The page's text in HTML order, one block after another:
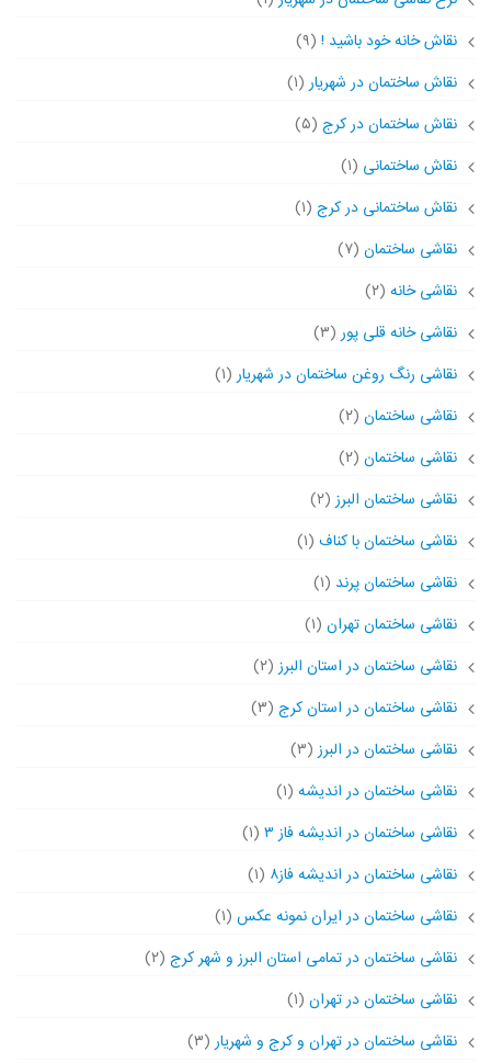
نقاش خانه خود باشید ! (۹)
نقاش ساختمان در شهریار(۱)
نقاش ساختمان در کرج (۵)
نقاش ساختمانی (۱)
نقاش ساختمانی در کرج (۱)
نقاشی ساختمان (۷)
نقاشی خانه (۲)
نقاشی خانه قلی پور(۳)
نقاشی رنگ روغن ساختمان در شهریار(۱)
نقاشی ساختمان (۲)
نقاشی ساختمان (۲)
نقاشی ساختمان البرز(۲)
نقاشی ساختمان با کناف (۱)
نقاشی ساختمان پرند (۱)
نقاشی ساختمان تهران (۱)
نقاشی ساختمان در استان البرز(۲)
نقاشی ساختمان در استان کرج (۳)
نقاشی ساختمان در البرز(۳)
نقاشی ساختمان در اندیشه (۱)
نقاشی ساختمان در اندیشه فاز ۳
(۱)
نقاشی ساختمان در اندیشه فاز۸ (۱)
نقاشی ساختمان در ایران نمونه عکس (۱)
نقاشی ساختمان در تمامی استان البرز و شهر کرج (۲)
نقاشی ساختمان در تهران (۱)
نقاشی ساختمان در تهران و کرج و شهریار(۳)